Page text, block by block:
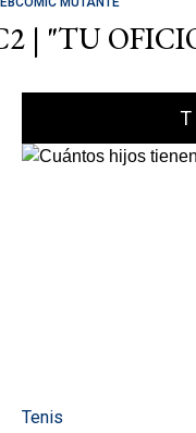
| "TU
Tenis